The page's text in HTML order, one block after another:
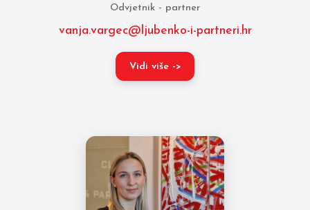
Odvjetnik - partner
vanja.vargec@ljubenko-i-partneri.hr
Vidi više ->